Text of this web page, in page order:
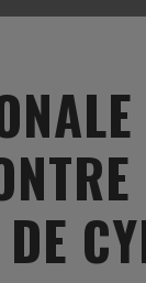
ENTRAÎNEMENT
DEFENSE
SECURITY
TRAINING
SURVIVAL